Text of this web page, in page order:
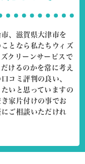
、滋賀県大津市を
となら私たちウィズ
ズクリーンサービスで
けるのかを常に考え
コミ評判の良い、
いと思っていますの
家片付けの事でお
ご相談いただけれ